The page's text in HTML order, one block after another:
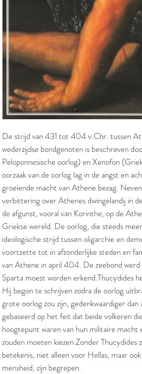
De strijd van 431 tot 404 v.Chr. tussen
wederzijdse bondgenoten is beschreven
Peloponnesische oorlog) en Xenofon
oorzaak van de oorlog lag in de angst en
groeiende macht van Athene bezag.
verbittering over Athenes dwingelandij in
de afgunst, vooral van Korinthe, op de
Griekse wereld. De oorlog, die steeds
ideologische strijd tussen oligarchie en
voortzette tot in afzonderlijke steden en
van Athene in april 404. De zeebond
Sparta moest worden erkend.Thucydides
Hij begon te schrijven zodra de oorlog
grote oorlog zou zijn, gedenkwaardiger
gebaseerd op het feit dat beide volkeren
hoogtepunt waren van hun militaire
zouden moeten kiezen.Zonder Thucydides
betekenis, niet alleen voor Hellas, maar
mensheid, zijn begrepen.